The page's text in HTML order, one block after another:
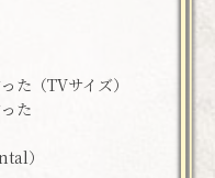
た（TVサイズ）
た
）